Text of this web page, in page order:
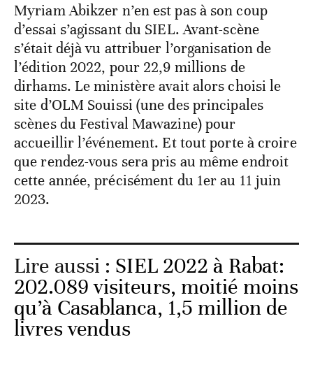
Myriam Abikzer n’en est pas à son coup
d’essai s’agissant du SIEL. Avant-scène
s’était déjà vu attribuer l’organisation de
l’édition 2022, pour 22,9 millions de
dirhams. Le ministère avait alors choisi le
site d’OLM Souissi (une des principales
scènes du Festival Mawazine) pour
accueillir l’événement. Et tout porte à croire
que rendez-vous sera pris au même endroit
cette année, précisément du 1er au 11 juin
2023.
Lire aussi : SIEL 2022 à Rabat:
202.089 visiteurs, moitié moins
qu’à Casablanca, 1,5 million de
livres vendus